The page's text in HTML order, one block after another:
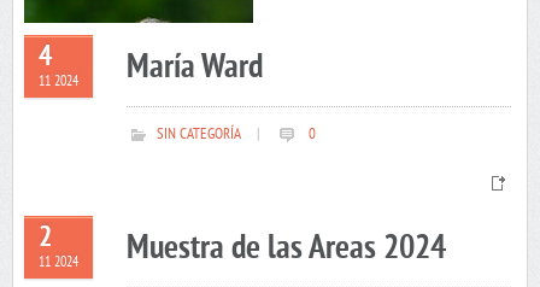
4
11 2024 María Ward
SIN CATEGORÍA 0
2
11 2024 Muestra de las Areas 2024